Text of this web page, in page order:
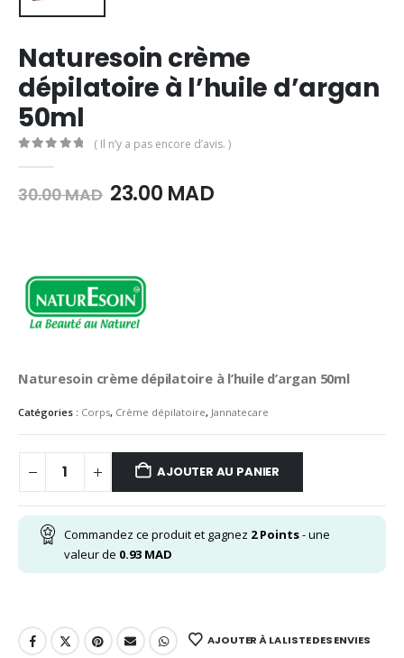
Naturesoin crème
dépilatoire à l’huile d’argan
50ml
( Il n’y a pas encore d’avis. )
30.00MAD Le
30.00
MAD.
23.00 MADLe
Naturesoin crème dépilatoire à l’huile d’argan 50ml
Catégories : Corps, Crème dépilatoire, Jannatecare
AJOUTER AU PANIER
Commandez ce produit et gagnez 2Points- une
valeur de 0.93 MAD
AJOUTER À LA LISTE DES ENVIES